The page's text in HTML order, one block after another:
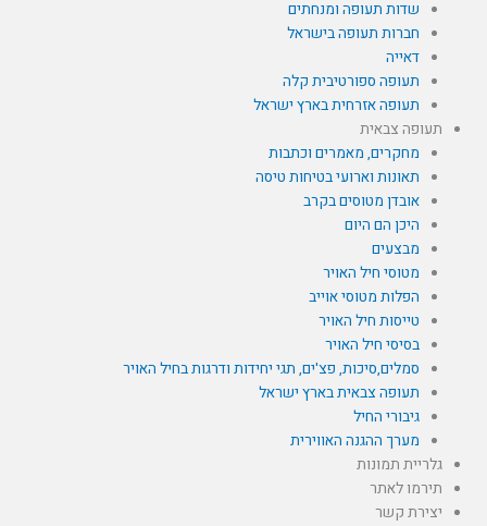
שדות תעופה ומנחתים
חברות תעופה בישראל
דאייה
תעופה ספורטיבית קלה
תעופה אזרחית בארץ ישראל
תעופה צבאית
מחקרים, מאמרים וכתבות
תאונות וארועי בטיחות טיסה
אובדן מטוסים בקרב
היכן הם היום
מבצעים
מטוסי חיל האויר
הפלות מטוסי אוייב
טייסות חיל האויר
בסיסי חיל האויר
סמלים,סיכות, פצ'ים, תגי יחידות ודרגות בחיל האויר
תעופה צבאית בארץ ישראל
גיבורי החיל
מערך ההגנה האווירית
גלריית תמונות
תירמו לאתר
יצירת קשר